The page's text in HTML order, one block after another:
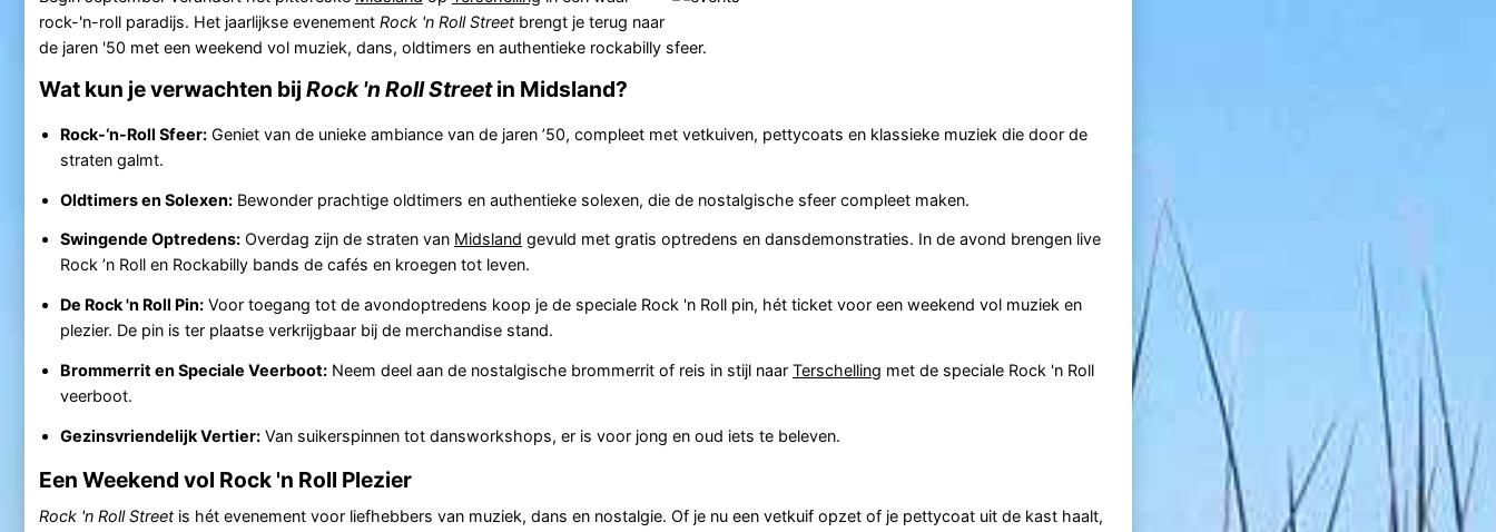
rock-'n-roll paradijs. Het jaarlijkse evenement Rock 'n Roll Streetbrengt je terug naar
de jaren '50 met een weekend vol muziek, dans, oldtimers en authentieke rockabilly sfeer.
Wat kun je verwachten bij Rock 'n Roll Streetin Midsland?
Rock-‘n-Roll Sfeer:Geniet van de unieke ambiance van de jaren ’50, compleet met vetkuiven, pettycoats en klassieke muziek die door de
straten galmt.
Oldtimers en Solexen:Bewonder prachtige oldtimers en authentieke solexen, die de nostalgische sfeer compleet maken.
Swingende Optredens:Overdag zijn de straten van Midsland gevuld met gratis optredens en dansdemonstraties. In de avond brengen live
Rock ’n Roll en Rockabilly bands de cafés en kroegen tot leven.
De Rock 'n Roll Pin:Voor toegang tot de avondoptredens koop je de speciale Rock 'n Roll pin, hét ticket voor een weekend vol muziek en
plezier. De pin is ter plaatse verkrijgbaar bij de merchandise stand.
Brommerrit en Speciale Veerboot:Neem deel aan de nostalgische brommerrit of reis in stijl naar Terschelling met de speciale Rock 'n Roll
veerboot.
Gezinsvriendelijk Vertier:Van suikerspinnen tot dansworkshops, er is voor jong en oud iets te beleven.
Een Weekend vol Rock 'n Roll Plezier
Rock 'n Roll Streetis hét evenement voor liefhebbers van muziek, dans en nostalgie. Of je nu een vetkuif opzet of je pettycoat uit de kast haalt,